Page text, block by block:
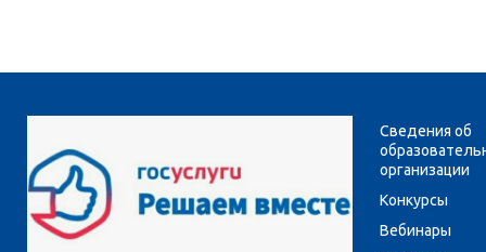
Сведения об
организации
Конкурсы
Вебинары